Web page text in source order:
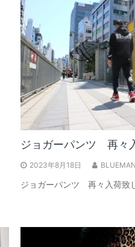
ジョガーパンツ 再々
2023年8月18日
ジョガーパンツ 再々入荷致